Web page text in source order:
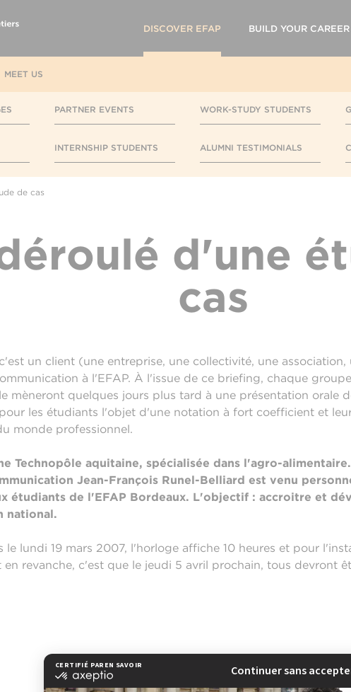
DISCOVER EFAP BUILD YOUR CAREER
MEET US
PARTNER EVENTS
INTERNSHIP STUDENTS
WORK-STUDY STUDENTS
ALUMNI TESTIMONIALS
de cas
d'une
cas
un client (une entreprise, une collectivité, une
à l'EFAP. À l'issue de ce briefing, chaque
mèneront quelques jours plus tard à une présentation orale
les étudiants l'objet d'une notation à fort coefficient et
monde professionnel.
Technopôle aquitaine, spécialisée dans l'agro-
Jean-François Runel-Belliard est venu
étudiants de l'EFAP Bordeaux. L'objectif : accroitre et
national.
le lundi 19 mars 2007, l'horloge affiche 10 heures et pour
en revanche, c'est que le jeudi 5 avril prochain, tous devront